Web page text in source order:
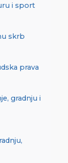
i sport
skrb
prava
gradnju i